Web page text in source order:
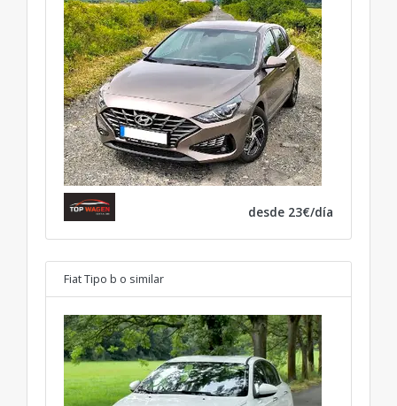
desde 23€/día
Fiat Tipo b o similar